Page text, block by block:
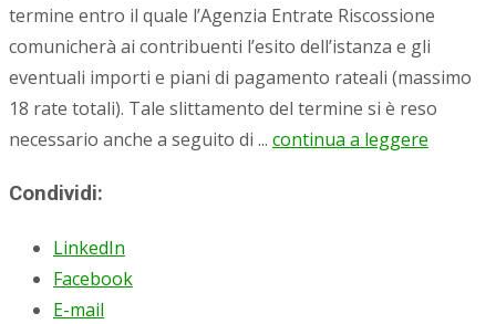
termine entro il quale l’Agenzia Entrate Riscossione
comunicherà ai contribuenti l’esito dell’istanza e gli
eventuali importi e piani di pagamento rateali (massimo
18 rate totali). Tale slittamento del termine si è reso
necessario anche a seguito di ... continua a leggere
Condividi:
LinkedIn
Facebook
E-mail